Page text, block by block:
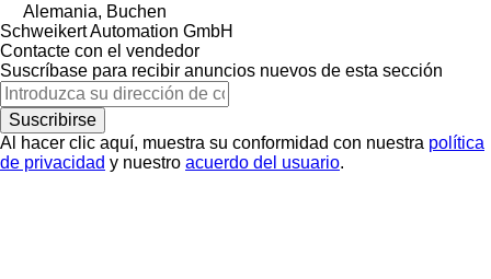
Alemania, Buchen
Schweikert Automation GmbH
Contacte con el vendedor
Suscríbase para recibir anuncios nuevos de esta sección
Suscribirse
Al hacer clic aquí, muestra su conformidad con nuestra política
de privacidad y nuestro acuerdo del usuario.